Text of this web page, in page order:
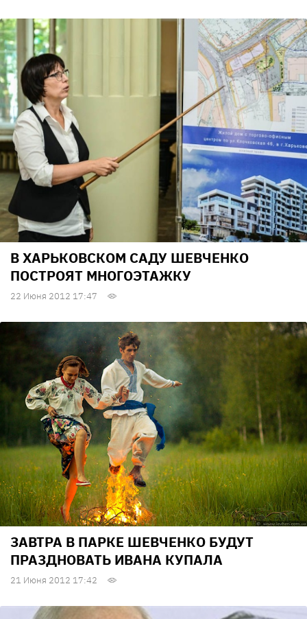
В ХАРЬКОВСКОМ САДУ ШЕВЧЕНКО
ПОСТРОЯТ МНОГОЭТАЖКУ
22 Июня 2012 17:47
ЗАВТРА В ПАРКЕ ШЕВЧЕНКО БУДУТ
ПРАЗДНОВАТЬ ИВАНА КУПАЛА
21 Июня 2012 17:42